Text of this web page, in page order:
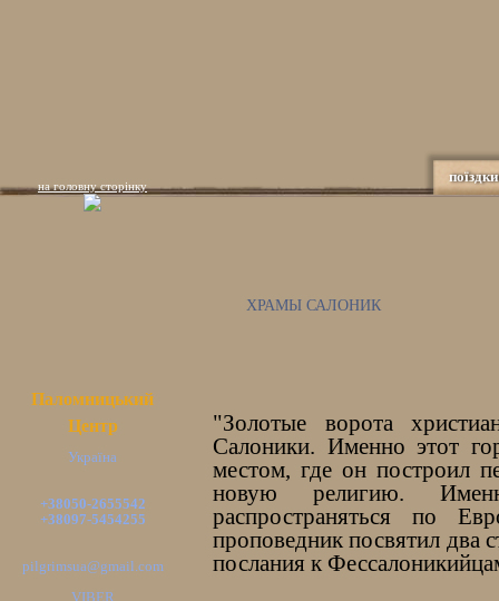
поїздки
на головну сторінку
Паломницький
Центр
Україна
+38050-2655542
+38097-5454255
pilgrimsua@gmail.com
VIBER
ХРАМЫ САЛОНИК
"Золотые ворота
Салоники. Именно этот
местом, где он построил
новую религию.
распространяться по
проповедник посвятил
послания к